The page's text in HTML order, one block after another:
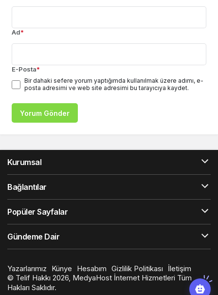
Ad*
E-Posta*
Bir dahaki sefere yorum yaptığımda kullanılmak üzere adımı, e-
posta adresimi ve web site adresimi bu tarayıcıya kaydet.
Yorum Gönder
Kurumsal
Bağlantılar
Popüler Sayfalar
Gündeme Dair
Yazarlarımız Künye Hesabım Gizlilik Politikası
İletişim
© Telif Hakkı 2026, MedyaHost İnternet Hizmetleri Tüm
Hakları Saklıdır.